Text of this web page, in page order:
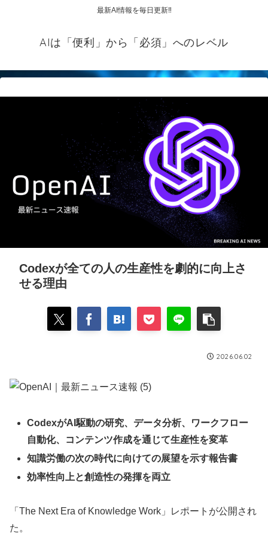
最新AI情報を毎日更新‼
AIは「便利」から「必須」へのレベル
Codexが全ての人の生産性を劇的に向上さ
せる理由
2026.06.02
CodexがAI駆動の研究、データ分析、ワークフロー
自動化、コンテンツ作成を通じて生産性を変革
知識労働の次の時代に向けての展望を示す報告書
効率性向上と創造性の発揮を両立
「The Next Era of Knowledge Work」レポートが公開され
た。